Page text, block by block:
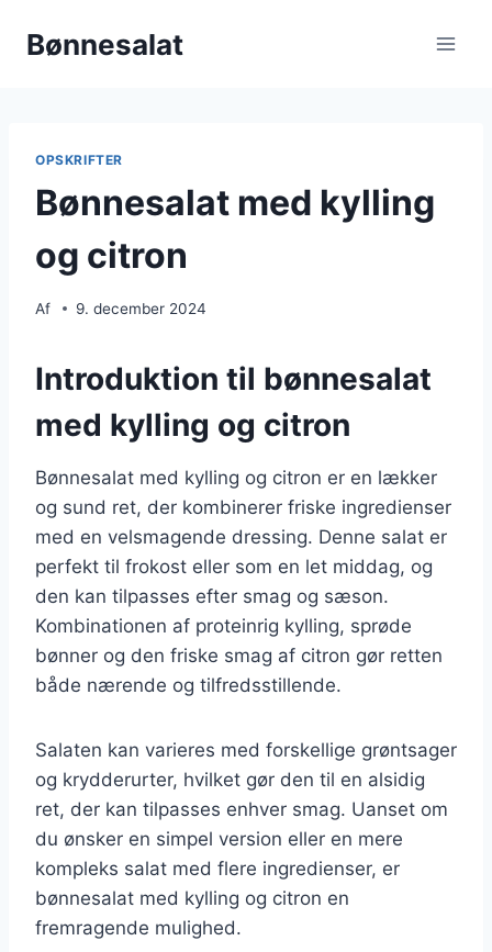
Bønnesalat
OPSKRIFTER
Bønnesalat med kylling
og citron
Af 9. december 2024
Introduktion til bønnesalat
med kylling og citron
Bønnesalat med kylling og citron er en lækker
og sund ret, der kombinerer friske ingredienser
med en velsmagende dressing. Denne salat er
perfekt til frokost eller som en let middag, og
den kan tilpasses efter smag og sæson.
Kombinationen af proteinrig kylling, sprøde
bønner og den friske smag af citron gør retten
både nærende og tilfredsstillende.
Salaten kan varieres med forskellige grøntsager
og krydderurter, hvilket gør den til en alsidig
ret, der kan tilpasses enhver smag. Uanset om
du ønsker en simpel version eller en mere
kompleks salat med flere ingredienser, er
bønnesalat med kylling og citron en
fremragende mulighed.